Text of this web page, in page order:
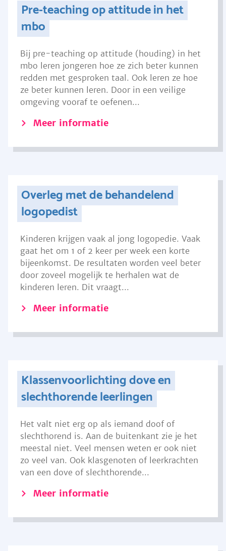
Pre-teaching op attitude in het
mbo
Bij pre-teaching op attitude (houding) in het
mbo leren jongeren hoe ze zich beter kunnen
redden met gesproken taal. Ook leren ze hoe
ze beter kunnen leren. Door in een veilige
omgeving vooraf te oefenen...
Meer informatie
Overleg met de behandelend
logopedist
Kinderen krijgen vaak al jong logopedie. Vaak
gaat het om 1 of 2 keer per week een korte
bijeenkomst. De resultaten worden veel beter
door zoveel mogelijk te herhalen wat de
kinderen leren. Dit vraagt...
Meer informatie
Klassenvoorlichting dove en
slechthorende leerlingen
Het valt niet erg op als iemand doof of
slechthorend is. Aan de buitenkant zie je het
meestal niet. Veel mensen weten er ook niet
zo veel van. Ook klasgenoten of leerkrachten
van een dove of slechthorende...
Meer informatie